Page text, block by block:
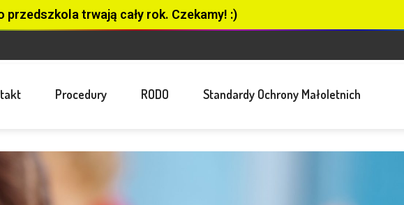
przedszkola trwają cały rok. Czekamy! :)
Procedury RODO Standardy Ochrony Małoletnich